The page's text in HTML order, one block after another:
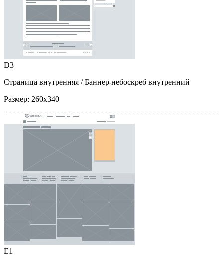
D3
Страница внутренняя / Баннер-небоскреб внутренний
Размер: 260x340
E1